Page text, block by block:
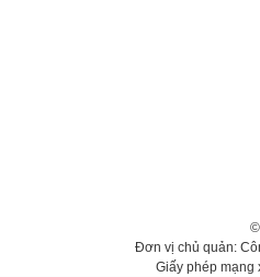
Đơn vị chủ quản:
Giấy phép mạng